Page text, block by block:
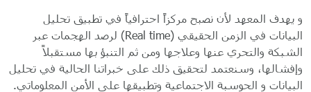
و يهدف المعهد لأن نصبح مركزاً احترافياً في تطبيق تحليل
البيانات في الزمن الحقيقي (Real time) لرصد الهجمات عبر
الشبكة والتحري عنها وعلاجها ومن ثم التنبؤ بها مستقبلاً
وإفشالها، وسنعتمد لتحقيق ذلك على خبراتنا الحالية في تحليل
البيانات و الحوسبة الاجتماعية وتطبيقها على الأمن المعلوماتي.